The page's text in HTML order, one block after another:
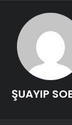
ŞUAYIP